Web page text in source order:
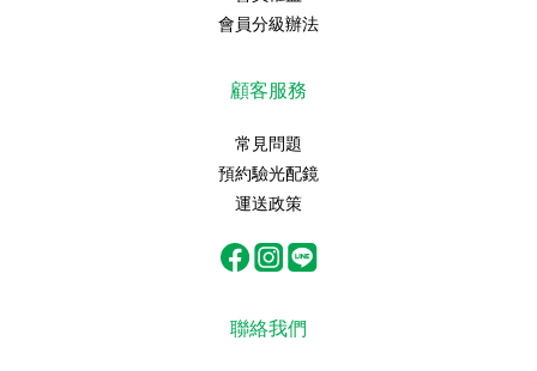
會員分級辦法
顧客服務
常見問題
預約驗光配鏡
運送政策
聯絡我們